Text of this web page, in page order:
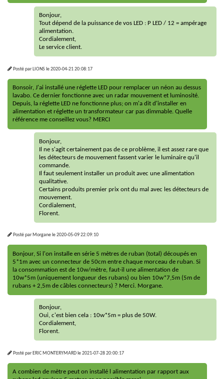
Bonjour,
Tout dépend de la puissance de vos LED : P LED / 12 = ampérage
alimentation.
Cordialement,
Le service client.
Posté parLIONSle2020-04-21 20:08:17
Bonsoir, J'ai installé une réglette LED pour remplacer un néon au dessus
lavabo. Ce dernier fonctionne avec un radar mouvement et luminosité.
Depuis, la réglette LED ne fonctionne plus; on m'a dit d'installer en
alimentation et réglette un transformateur car pas dimmable. Quelle
référence me conseillez vous? MERCI
Bonjour,
Il ne s'agit certainement pas de ce problème, il est assez rare que
les détecteurs de mouvement fassent varier le luminaire qu'il
commande.
Il faut seulement installer un produit avec une alimentation
qualitative.
Certains produits premier prix ont du mal avec les détecteurs de
mouvement.
Cordialement,
Florent.
Posté parMorganele2020-05-09 22:09:10
Bonjour, Si l'on installe en série 5 mètres de ruban (total) découpés en
5*1m avec un connecteur de 50cm entre chaque morceau de ruban. Si
la consommation est de 10w/mètre, faut-il une alimentation de
10w*5m (uniquement longueur des rubans) ou bien 10w*7,5m (5m de
rubans + 2,5m de câbles connecteurs) ? Merci. Morgane.
Bonjour,
Oui, c'est bien cela : 10w*5m = plus de 50W.
Cordialement,
Florent.
Posté parERIC MONTERYMARDle2021-07-28 20:00:17
A combien de mètre peut on installé l alimentation par rapport aux